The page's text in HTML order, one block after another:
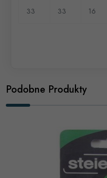
33 33 16
Podobne Produkty